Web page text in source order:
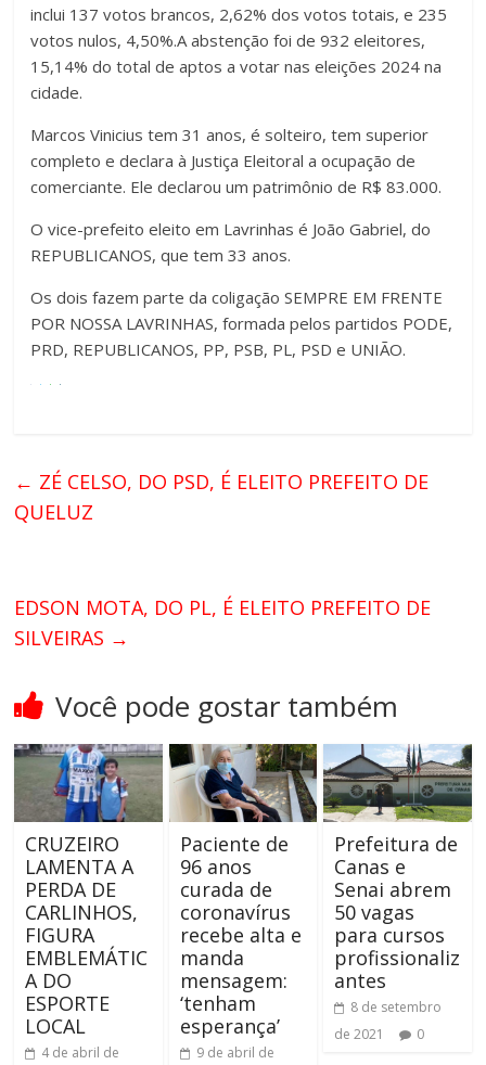
inclui 137 votos brancos, 2,62% dos votos totais, e 235
votos nulos, 4,50%.A abstenção foi de 932 eleitores,
15,14% do total de aptos a votar nas eleições 2024 na
cidade.
Marcos Vinicius tem 31 anos, é solteiro, tem superior
completo e declara à Justiça Eleitoral a ocupação de
comerciante. Ele declarou um patrimônio de R$ 83.000.
O vice-prefeito eleito em Lavrinhas é João Gabriel, do
REPUBLICANOS, que tem 33 anos.
Os dois fazem parte da coligação SEMPRE EM FRENTE
POR NOSSA LAVRINHAS, formada pelos partidos PODE,
PRD, REPUBLICANOS, PP, PSB, PL, PSD e UNIÃO.
← ZÉ CELSO, DO PSD, É ELEITO PREFEITO DE
QUELUZ
EDSON MOTA, DO PL, É ELEITO PREFEITO DE
SILVEIRAS →
Você pode gostar também
CRUZEIRO
LAMENTA A
PERDA DE
CARLINHOS,
FIGURA
EMBLEMÁTIC
A DO
ESPORTE
LOCAL
4 de abril de
Paciente de
96 anos
curada de
coronavírus
recebe alta e
manda
mensagem:
‘tenham
esperança’
9 de abril de
Prefeitura de
Canas e
Senai abrem
50 vagas
para cursos
profissionaliz
antes
8 de setembro
de 2021
0